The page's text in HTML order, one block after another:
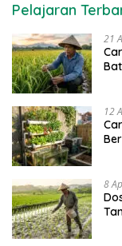
Pelajaran
21
12
8